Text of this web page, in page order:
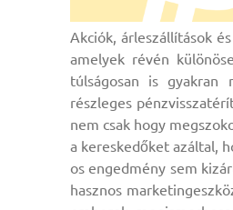
Akciók, árleszállítások
amelyek révén
túlságosan is gyakran
részleges
nem csak hogy
a kereskedőket azáltal,
os engedmény sem
hasznos